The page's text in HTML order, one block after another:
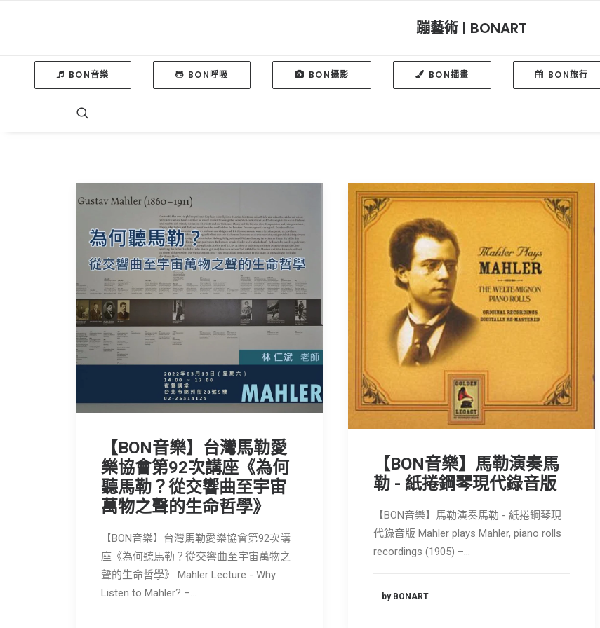
蹦藝術 | BONART
BON音樂 BON呼吸 BON攝影 BON插畫 BON旅行
【BON音樂】台灣馬勒愛
樂協會第92次講座《為何
聽馬勒？從交響曲至宇宙
萬物之聲的生命哲學》
【BON音樂】台灣馬勒愛樂協會第92次講
座《為何聽馬勒？從交響曲至宇宙萬物之
聲的生命哲學》 Mahler Lecture - Why
Listen to Mahler? –…
【BON音樂】馬勒演奏馬
勒 - 紙捲鋼琴現代錄音版
【BON音樂】馬勒演奏馬勒 - 紙捲鋼琴現
代錄音版 Mahler plays Mahler, piano rolls
recordings (1905) –…
by BONART